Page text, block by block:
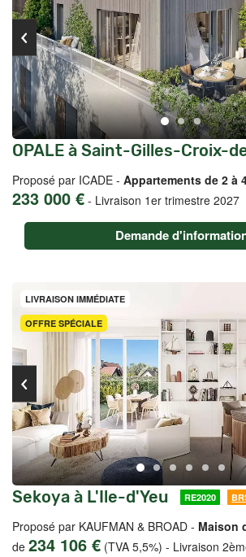
OPALE à Saint-Gilles-Croix-
Proposé par ICADE - Appartements de 2 à
233 000 € - Livraison 1er trimestre 2027
Demande
OFFRE SPÉCIALE
LIVRAISON IMMÉDIATE
Sekoya à L'Ile-d'Yeu RE2020
Proposé par KAUFMAN & BROAD - Maison
de 234 106 € (TVA 5,5%) - Livraison